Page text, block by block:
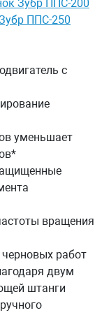
Зубр ППС-200
ППС-250
с
уменьшает
вращения
работ
двум
штанги